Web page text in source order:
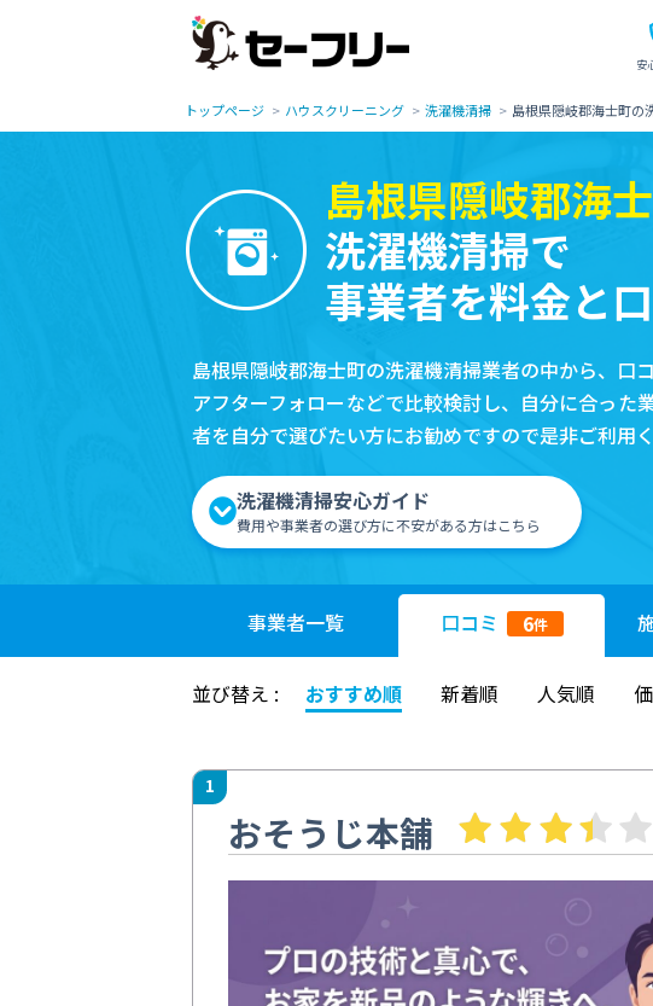
安
トップページ ハウスクリーニング 洗濯機清掃 島根県隠岐郡海士町の
島根県隠岐郡海
洗濯機清掃で
事業者を料金と
島根県隠岐郡海士町の洗濯機清掃業者の中から、口
アフターフォローなどで比較検討し、自分に合った
者を自分で選びたい方にお勧めですので是非ご利用く
洗濯機清掃安心ガイド
費用や事業者の選び方に不安がある方はこちら
事業者一覧 口コミ 6件
並び替え : おすすめ順 新着順 人気順
1
おそうじ本舗